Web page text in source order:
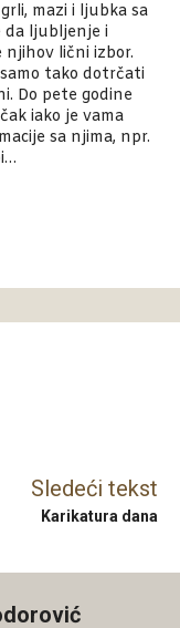
mazi i ljubka sa
da ljubljenje i
njihov lični izbor.
tako dotrčati
Do pete godine
iako je vama
sa njima, npr.
Sledeći tekst
Karikatura dana